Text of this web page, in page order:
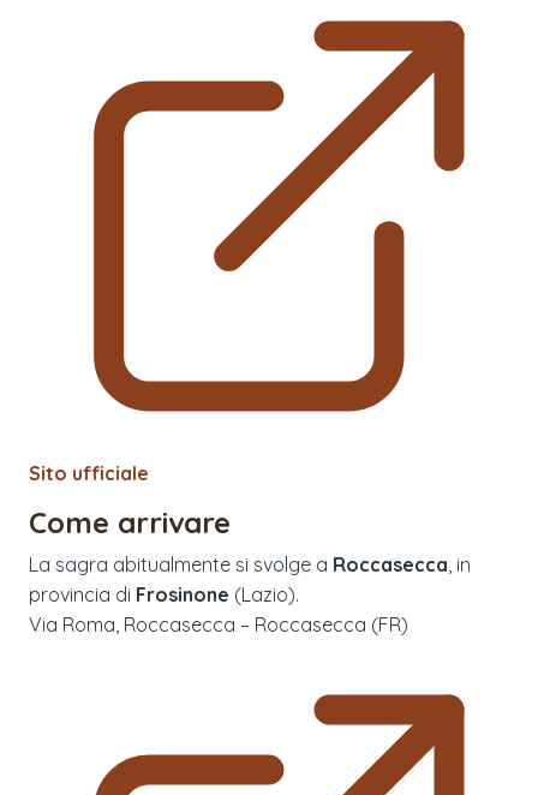
Sito ufficiale
Come arrivare
La sagra abitualmente si svolge a Roccasecca , in
provincia di Frosinone (Lazio).
Via Roma, Roccasecca – Roccasecca (FR)